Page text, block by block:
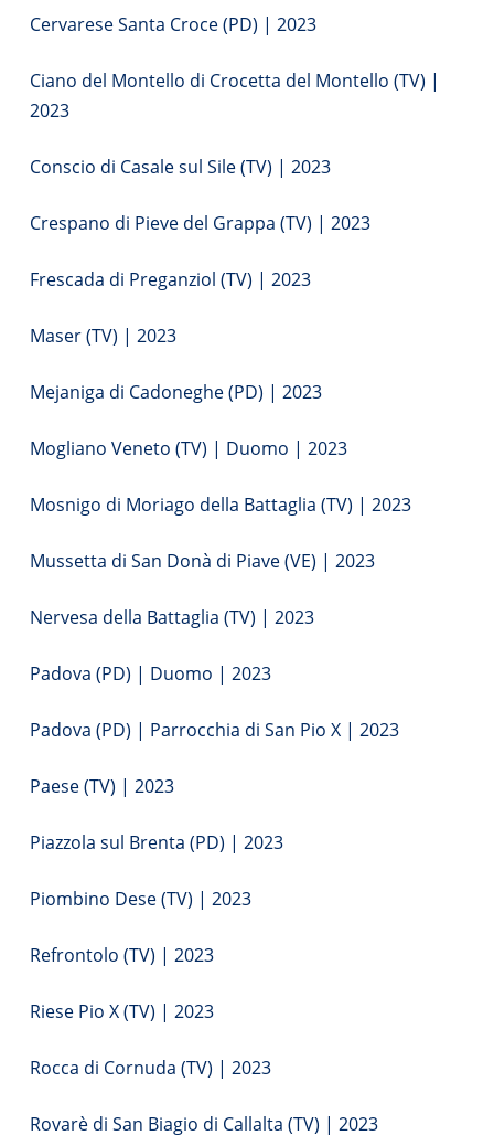
Cervarese Santa Croce (PD) | 2023
Ciano del Montello di Crocetta del Montello (TV) |
2023
Conscio di Casale sul Sile (TV) | 2023
Crespano di Pieve del Grappa (TV) | 2023
Frescada di Preganziol (TV) | 2023
Maser (TV) | 2023
Mejaniga di Cadoneghe (PD) | 2023
Mogliano Veneto (TV) | Duomo | 2023
Mosnigo di Moriago della Battaglia (TV) | 2023
Mussetta di San Donà di Piave (VE) | 2023
Nervesa della Battaglia (TV) | 2023
Padova (PD) | Duomo | 2023
Padova (PD) | Parrocchia di San Pio X | 2023
Paese (TV) | 2023
Piazzola sul Brenta (PD) | 2023
Piombino Dese (TV) | 2023
Refrontolo (TV) | 2023
Riese Pio X (TV) | 2023
Rocca di Cornuda (TV) | 2023
Rovarè di San Biagio di Callalta (TV) | 2023